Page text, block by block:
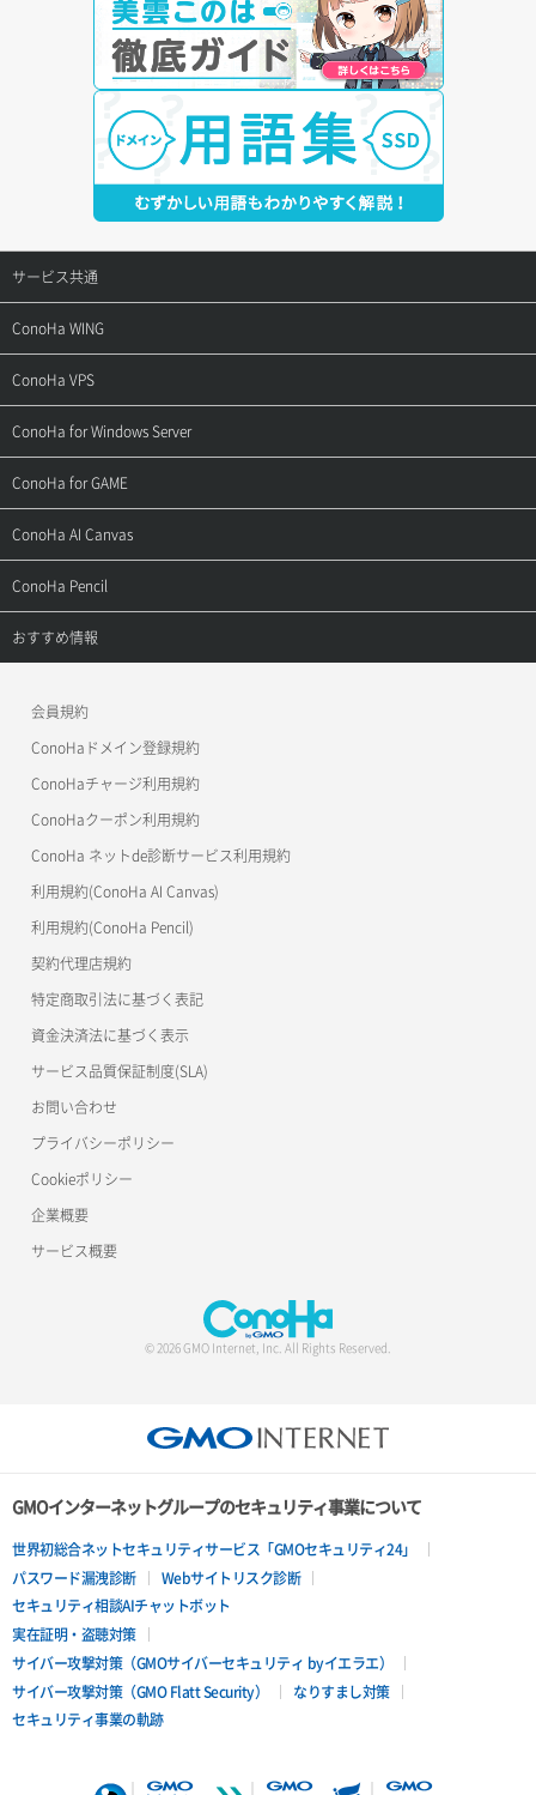
サービス共通
サポートトップ
ご契約・お支払い
用語集
お問い合わせ
ConoHa WING
サポートトップ
ご利用ガイド
お乗り換えガイド
よくある質問
ConoHa VPS
サポートトップ
ご利用ガイド
APIドキュメントVPS2.0
APIドキュメントVPS3.0
ConoHa for Windows Server
サポートトップ
ご利用ガイド
APIドキュメントVPS2.0
APIドキュメントVPS3.0
ConoHa for GAME
サポートトップ
ご利用ガイド
ConoHa AI Canvas
サポートトップ
ご利用ガイド
ConoHa Pencil
サポートトップ
おすすめ情報
美雲このは徹底ガイド
会員規約
ConoHaドメイン登録規約
ConoHaチャージ利用規約
ConoHaクーポン利用規約
ConoHa ネットde診断サービス利用規約
利用規約(ConoHa AI Canvas)
利用規約(ConoHa Pencil)
契約代理店規約
特定商取引法に基づく表記
資金決済法に基づく表示
サービス品質保証制度(SLA)
お問い合わせ
プライバシーポリシー
Cookieポリシー
企業概要
サービス概要
© 2026 GMO Internet, Inc. All Rights Reserved.
GMOインターネットグループのセキュリティ事業について
世界初総合ネットセキュリティサービス「GMOセキュリティ24」
パスワード漏洩診断
Webサイトリスク診断
セキュリティ相談AIチャットボット
実在証明・盗聴対策
サイバー攻撃対策（GMOサイバーセキュリティ byイエラエ）
サイバー攻撃対策（GMO Flatt Security）
なりすまし対策
セキュリティ事業の軌跡